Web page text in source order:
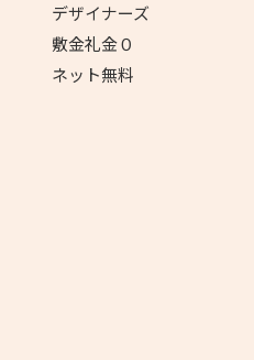
デザイナーズ
敷金礼金０
ネット無料